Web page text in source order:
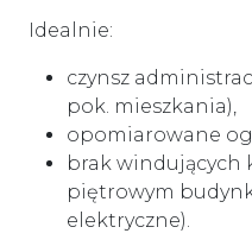
Idealnie:
czynsz
pok. mieszkania),
opomiarowane
brak windujących
piętrowym
elektryczne).